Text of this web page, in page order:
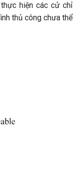
hiện các cử chỉ
thủ công chưa thể